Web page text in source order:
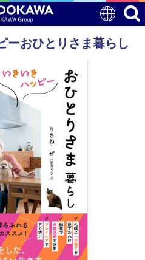
ーおひとりさま暮らし